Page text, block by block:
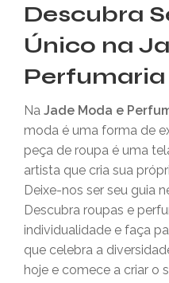
Descubra
Único na
Perfumaria
Na Jade Moda e
moda é uma forma de
peça de roupa é uma
artista que cria sua
Deixe-nos ser seu guia
Descubra roupas e
individualidade e faça
que celebra a
hoje e comece a criar o